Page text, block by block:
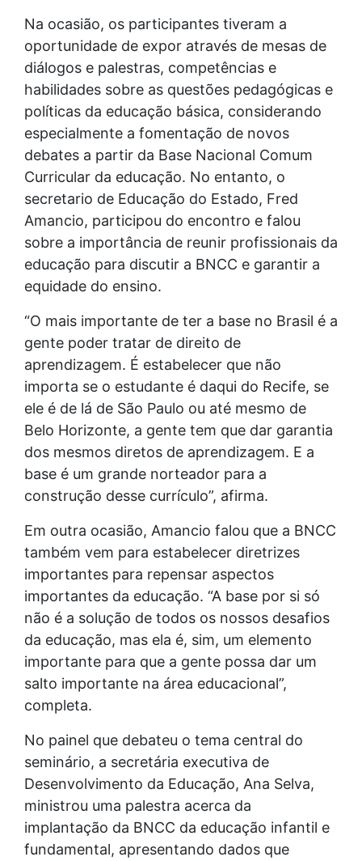
Na ocasião, os participantes tiveram a
oportunidade de expor através de mesas de
diálogos e palestras, competências e
habilidades sobre as questões pedagógicas e
políticas da educação básica, considerando
especialmente a fomentação de novos
debates a partir da Base Nacional Comum
Curricular da educação. No entanto, o
secretario de Educação do Estado, Fred
Amancio, participou do encontro e falou
sobre a importância de reunir profissionais da
educação para discutir a BNCC e garantir a
equidade do ensino.
“O mais importante de ter a base no Brasil é a
gente poder tratar de direito de
aprendizagem. É estabelecer que não
importa se o estudante é daqui do Recife, se
ele é de lá de São Paulo ou até mesmo de
Belo Horizonte, a gente tem que dar garantia
dos mesmos diretos de aprendizagem. E a
base é um grande norteador para a
construção desse currículo”, afirma.
Em outra ocasião, Amancio falou que a BNCC
também vem para estabelecer diretrizes
importantes para repensar aspectos
importantes da educação. “A base por si só
não é a solução de todos os nossos desafios
da educação, mas ela é, sim, um elemento
importante para que a gente possa dar um
salto importante na área educacional”,
completa.
No painel que debateu o tema central do
seminário, a secretária executiva de
Desenvolvimento da Educação, Ana Selva,
ministrou uma palestra acerca da
implantação da BNCC da educação infantil e
fundamental, apresentando dados que